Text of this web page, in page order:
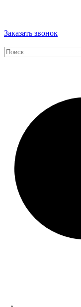
Заказать звонок